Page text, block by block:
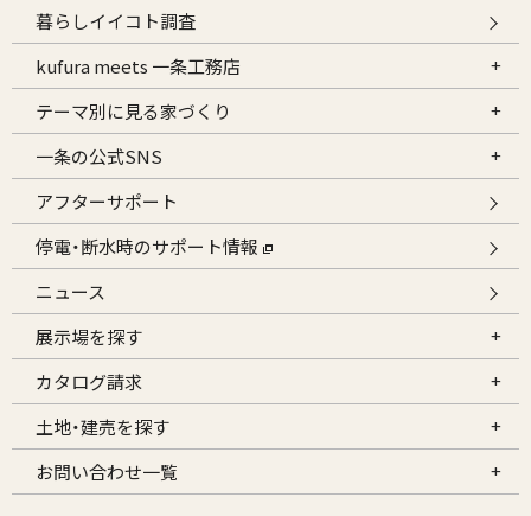
暮らしイイコト調査
kufura meets 一条工務店
テーマ別に見る家づくり
一条の公式SNS
アフターサポート
停電・断水時のサポート情報
ニュース
展示場を探す
カタログ請求
土地・建売を探す
お問い合わせ一覧